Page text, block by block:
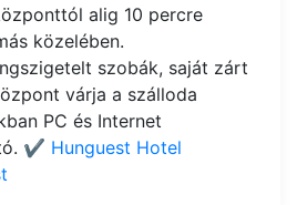
alig 10 percre
közelében.
szobák, saját zárt
várja a szálloda
PC és Internet
✔️ Hunguest Hotel